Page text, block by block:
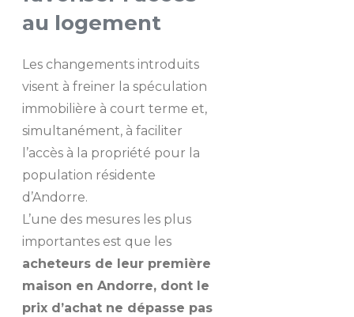
au logement
Les changements introduits
visent à freiner la spéculation
immobilière à court terme et,
simultanément, à faciliter
l’accès à la propriété pour la
population résidente
d’Andorre.
L’une des mesures les plus
importantes est que les
acheteurs de leur première
maison en Andorre, dont le
prix d’achat ne dépasse pas